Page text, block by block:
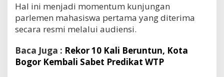
Hal ini menjadi momentum kunjungan
parlemen mahasiswa pertama yang diterima
secara resmi melalui audiensi.
Baca Juga : Rekor 10 Kali Beruntun, Kota
Bogor Kembali Sabet Predikat WTP